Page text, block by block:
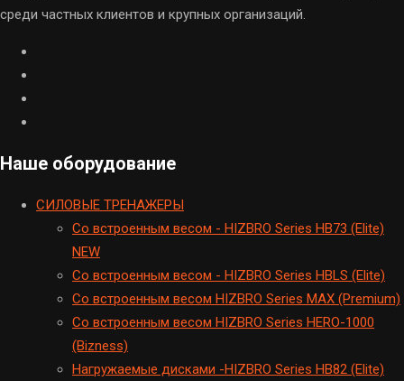
среди частных клиентов и крупных организаций.
Наше оборудование
CИЛОВЫЕ ТРЕНАЖЕРЫ
Cо встроенным весом - HIZBRO Series HB73 (Elite)
NEW
Cо встроенным весом - HIZBRO Series HBLS (Elite)
Со встроенным весом HIZBRO Series MAX (Premium)
Cо встроенным весом HIZBRO Series HERO-1000
(Bizness)
Hагружаемые дисками -HIZBRO Series HB82 (Elite)